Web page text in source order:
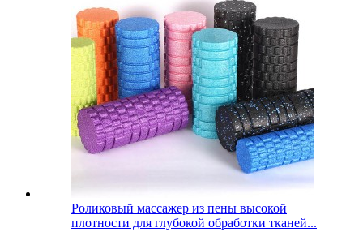
Роликовый массажер из пены высокой
плотности для глубокой обработки тканей...